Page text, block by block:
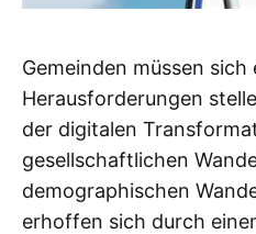
Gemeinden müssen sich
Herausforderungen
der digitalen
gesellschaftlichen
demographischen
erhoffen sich durch